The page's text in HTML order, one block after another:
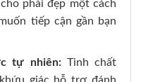
phái đẹp một cách
tiếp cận gần bạn
tự nhiên:Tinh chất